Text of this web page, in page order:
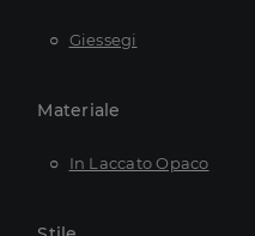
Giessegi
Materiale
In Laccato Opaco